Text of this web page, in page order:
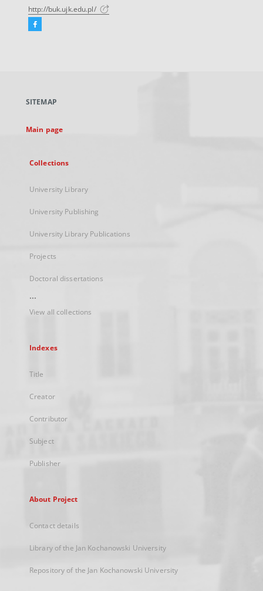
http://buk.ujk.edu.pl/
Facebook
new
SITEMAP
Main page
Collections
University Library
University Publishing
University Library Publications
Projects
Doctoral dissertations
...
View all collections
Indexes
Title
Creator
Contributor
Subject
Publisher
About Project
Contact details
Library of the Jan Kochanowski University
Repository of the Jan Kochanowski University